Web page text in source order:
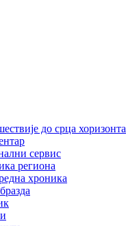
до срца хоризонта
сервис
региона
хроника